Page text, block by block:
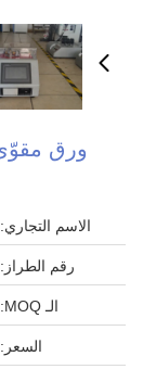
الاسم التجاري:
رقم الطراز:
الـ MOQ:
السعر: